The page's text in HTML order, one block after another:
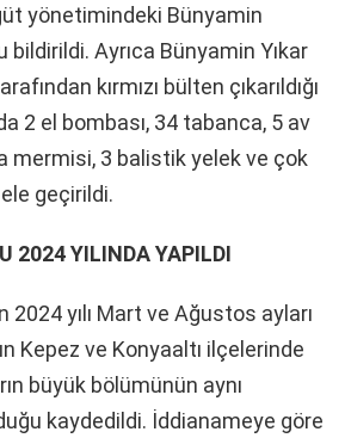
yönetimindeki Bünyamin
bildirildi. Ayrıca Bünyamin Yıkar
kırmızı bülten çıkarıldığı
2 el bombası, 34 tabanca, 5 av
mermisi, 3 balistik yelek ve çok
geçirildi.
2024 YILINDA YAPILDI
yılı Mart ve Ağustos ayları
Kepez ve Konyaaltı ilçelerinde
büyük bölümünün aynı
kaydedildi. İddianameye göre